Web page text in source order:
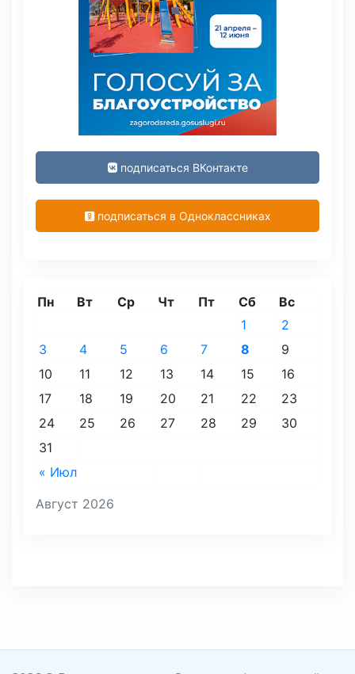
подписаться ВКонтакте
подписаться в Одноклассниках
Август 2026
Пн Вт Ср Чт Пт Сб Вс
« Июл
1
2
3
4 5 6 7 8
9
10
11 12 13 14 15
16
17
18 19 20 21 22
23
24
25 26 27 28 29
30
31